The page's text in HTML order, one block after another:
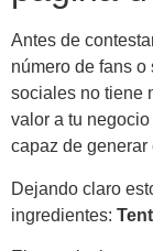
Antes de
número de fans
sociales no tiene
valor a tu
capaz de generar
Dejando claro
ingredientes: